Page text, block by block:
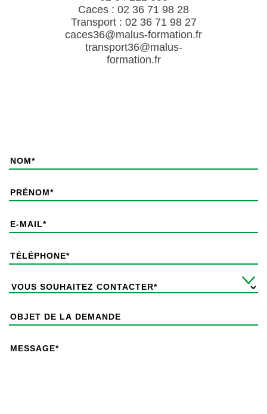
Caces : 02 36 71 98 28
Transport : 02 36 71 98 27
caces36@malus-formation.fr
transport36@malus-
formation.fr